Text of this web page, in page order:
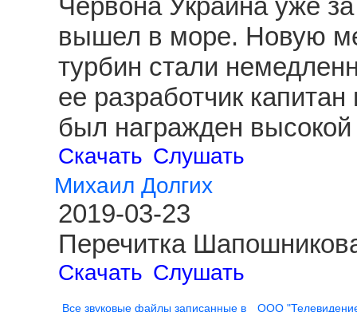
Червона Украина уже
вышел в море. Новую
турбин стали
ее разработчик
был награжден
Скачать Слушать
Михаил Долгих
2019-03-23
Перечитка
Скачать Слушать
Все звуковые файлы записанные в ООО